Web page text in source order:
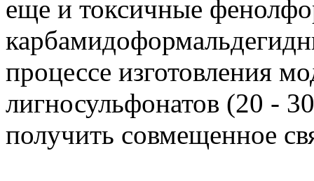
еще и токсичные
процессе изготовления
лигносульфонатов (20 -
получить совмещенное